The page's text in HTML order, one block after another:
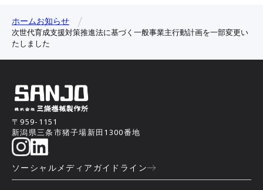
ホームお知らせ
次世代育成支援対策推進法に基づく一般事業主行動計画を一部変更い
たしました
〒959-1151
新潟県三条市猪子場新田1300番地
ソーシャルメディアガイドライン